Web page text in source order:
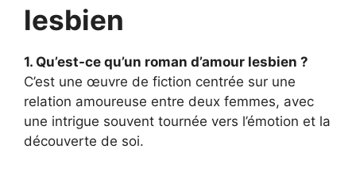
lesbien
1. Qu’est-ce qu’un roman d’amour lesbien ?
C’est une œuvre de fiction centrée sur une
relation amoureuse entre deux femmes, avec
une intrigue souvent tournée vers l’émotion et la
découverte de soi.